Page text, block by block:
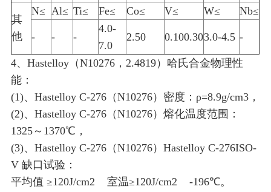
其
他
N≤ Al≤ Ti≤ Fe≤ Co≤ V≤ W≤ Nb≤
- - -
4.0-
7.0
2.50 0.100.303.0-4.5 -
4、Hastelloy（N10276，2.4819）哈氏合金物理性
能：
(1)、Hastelloy C-276（N10276）密度：ρ=8.9g/cm3，
(2)、Hastelloy C-276（N10276）熔化温度范围：
1325～1370℃，
(3)、Hastelloy C-276（N10276）Hastelloy C-276ISO-
V 缺口试验：
平均值 ≥120J/cm2 室温≥120J/cm2 -196℃。